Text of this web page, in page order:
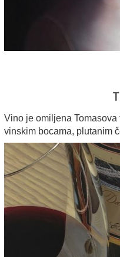
Vino je omiljena
vinskim bocama, plutanim